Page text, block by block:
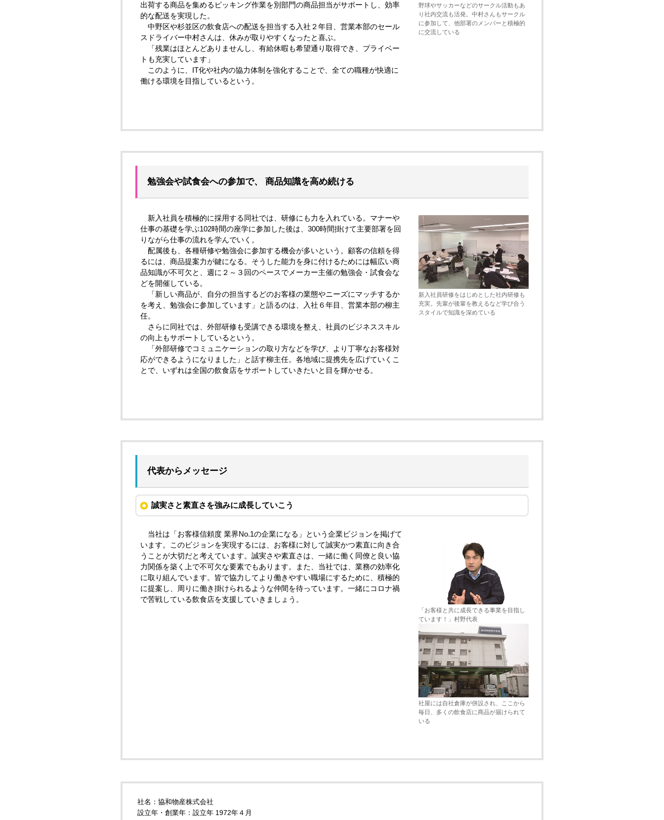
出荷する商品を集めるピッキング作業を別部門の商品担当がサポートし、効率
的な配送を実現した。
中野区や杉並区の飲食店への配送を担当する入社２年目、営業本部のセール
スドライバー中村さんは、休みが取りやすくなったと喜ぶ。
「残業はほとんどありませんし、有給休暇も希望通り取得でき、プライベー
トも充実しています」
このように、IT化や社内の協力体制を強化することで、全ての職種が快適に
働ける環境を目指しているという。
野球やサッカーなどのサークル活動もあ
り社内交流も活発。中村さんもサークル
に参加して、他部署のメンバーと積極的
に交流している
勉強会や試食会への参加で、 商品知識を高め続ける
新入社員を積極的に採用する同社では、研修にも力を入れている。マナーや
仕事の基礎を学ぶ102時間の座学に参加した後は、300時間掛けて主要部署を回
りながら仕事の流れを学んでいく。
配属後も、各種研修や勉強会に参加する機会が多いという。顧客の信頼を得
るには、商品提案力が鍵になる。そうした能力を身に付けるためには幅広い商
品知識が不可欠と、週に２～３回のペースでメーカー主催の勉強会・試食会な
どを開催している。
「新しい商品が、自分の担当するどのお客様の業態やニーズにマッチするか
を考え、勉強会に参加しています」と語るのは、入社６年目、営業本部の柳主
任。
さらに同社では、外部研修も受講できる環境を整え、社員のビジネススキル
の向上もサポートしているという。
「外部研修でコミュニケーションの取り方などを学び、より丁寧なお客様対
応ができるようになりました」と話す柳主任。各地域に提携先を広げていくこ
とで、いずれは全国の飲食店をサポートしていきたいと目を輝かせる。
新入社員研修をはじめとした社内研修も
充実。先輩が後輩を教えるなど学び合う
スタイルで知識を深めている
代表からメッセージ
誠実さと素直さを強みに成長していこう
当社は「お客様信頼度 業界No.1の企業になる」という企業ビジョンを掲げて
います。このビジョンを実現するには、お客様に対して誠実かつ素直に向き合
うことが大切だと考えています。誠実さや素直さは、一緒に働く同僚と良い協
力関係を築く上で不可欠な要素でもあります。また、当社では、業務の効率化
に取り組んでいます。皆で協力してより働きやすい職場にするために、積極的
に提案し、周りに働き掛けられるような仲間を待っています。一緒にコロナ禍
で苦戦している飲食店を支援していきましょう。
「お客様と共に成長できる事業を目指し
ています！」村野代表
社屋には自社倉庫が併設され、ここから
毎日、多くの飲食店に商品が届けられて
いる
社名：協和物産株式会社
設立年・創業年：設立年 1972年４月